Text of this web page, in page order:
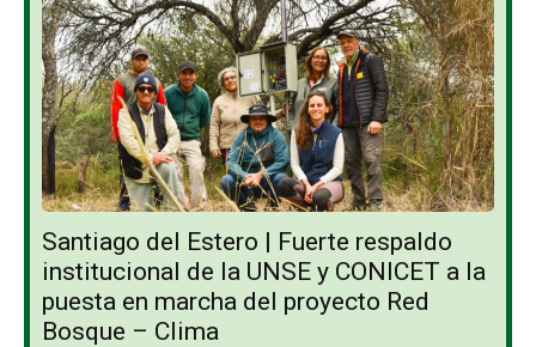
Santiago del Estero | Fuerte respaldo
institucional de la UNSE y CONICET a la
puesta en marcha del proyecto Red
Bosque – Clima